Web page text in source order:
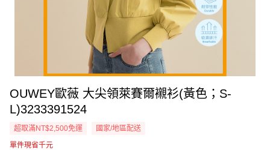
OUWEY歐薇 大尖領萊賽爾襯衫(黃色；S-
L)3233391524
超取滿NT$2,500免運
國家/地區配送
單件現省千元